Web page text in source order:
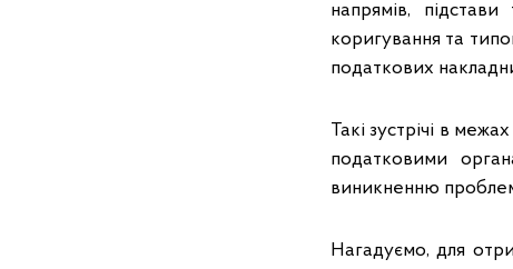
напрямів,
коригування та
податкових
Такі зустрічі в
податковими
виникненню
Нагадуємо, для